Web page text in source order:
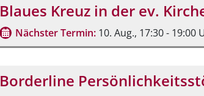
Blaues Kreuz in der ev.
Nächster Termin: 10. Aug., 17:30 - 19:00
Borderline